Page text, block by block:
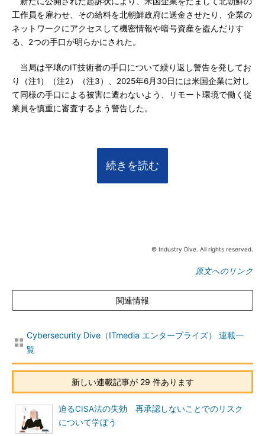
工作員を雇わせ、その給料を北朝鮮政府に送金させたり、企業の
ネットワークにアクセスして機密情報や暗号資産を盗んだりす
る、2つの手口が明らかにされた。
当局は平壌のIT技術者の手口について繰り返し警告を発してお
り（注1）（注2）（注3）、2025年6月30日には米国企業に対し
て同様の手口による被害に遭わないよう、リモート環境で働く従
業員を慎重に審査するよう警告した。
続きを読む
© Industry Dive. All rights reserved.
原文へのリンク
関連情報
Cybersecurity Dive（ITmedia エンタープライズ） 連載一
覧
新しい連載記事が 29 件あります
迫るCISA法の失効 再承認しないことでのリスク
について学ぼう